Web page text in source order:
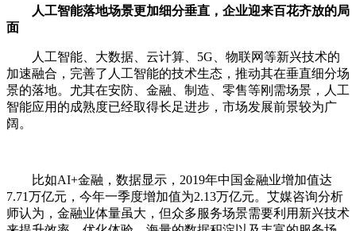
人工智能落地场景更加细分垂直，企业迎来百花齐放的局
面
人工智能、大数据、云计算、5G、物联网等新兴技术的
加速融合，完善了人工智能的技术生态，推动其在垂直细分场
景的落地。尤其在安防、金融、制造、零售等刚需场景，人工
智能应用的成熟度已经取得长足进步，市场发展前景较为广
阔。
比如AI+金融，数据显示，2019年中国金融业增加值达
7.71万亿元，今年一季度增加值为2.13万亿元。艾媒咨询分析
师认为，金融业体量虽大，但众多服务场景需要利用新兴技术